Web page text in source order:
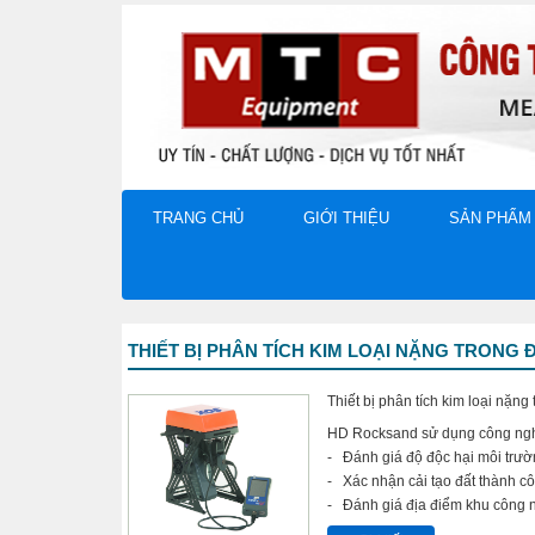
TRANG CHỦ GIỚI THIỆU SẢN PHẨM
THIẾT BỊ PHÂN TÍCH KIM LOẠI NẶNG TRONG
Thiết bị phân tích kim loại
HD Rocksand sử dụng công
- Đánh giá độ độc hại môi
- Xác nhận cải tạo đất thành
- Đánh giá địa điểm khu công